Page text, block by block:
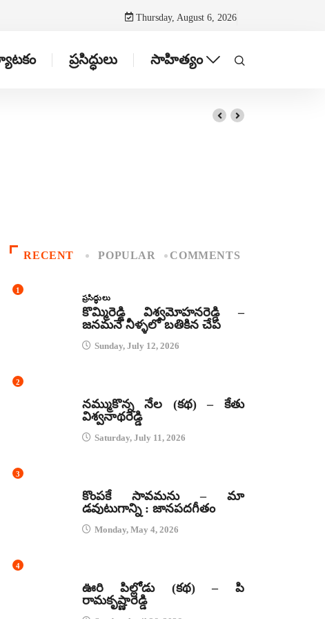
Thursday, August 6, 2026
ప్రసిద్ధులు సాహిత్యం
RECENT POPULAR COMMENTS
1
ప్రసిద్ధులు
కొమ్మిరెడ్డి విశ్వమోహనరెడ్డి –
జనమనే నీళ్ళలో బతికిన చేప
Sunday, July 12, 2026
2
నమ్ముకొన్న నేల (కథ) – కేతు
విశ్వనాథరెడ్డి
Saturday, July 11, 2026
3
కొంపకే సావమను – మా
డవుటుగాన్ని : జానపదగీతం
Monday, May 4, 2026
4
ఊరి పిల్లోడు (కథ) – పి
రామకృష్ణారెడ్డి